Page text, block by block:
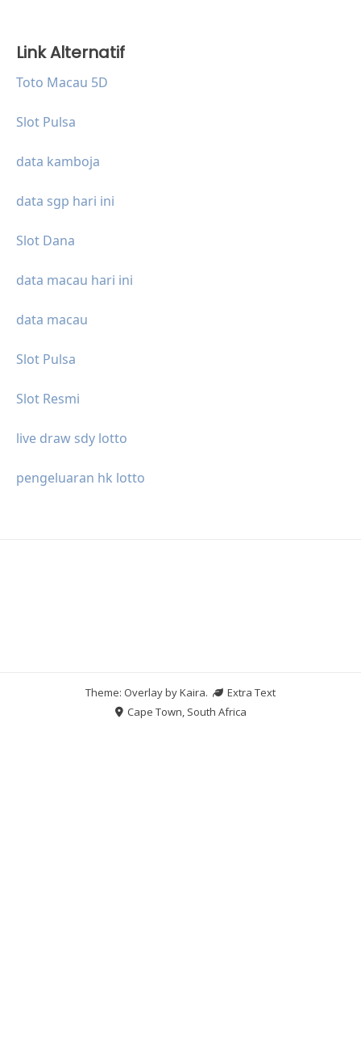
Link Alternatif
Toto Macau 5D
Slot Pulsa
data kamboja
data sgp hari ini
Slot Dana
data macau hari ini
data macau
Slot Pulsa
Slot Resmi
live draw sdy lotto
pengeluaran hk lotto
Theme: Overlay byKaira.
Extra Text
Cape Town, South Africa